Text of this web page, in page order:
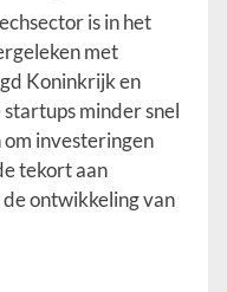
is in het
met
Koninkrijk en
minder snel
investeringen
tekort aan
ontwikkeling van